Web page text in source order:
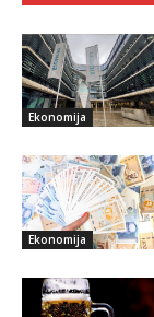
Ekonomija
Ekonomija